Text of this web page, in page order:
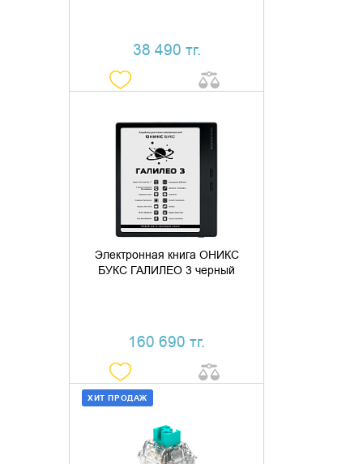
38 490 тг.
Электронная книга ОНИКС
БУКС ГАЛИЛЕО 3 черный
160 690 тг.
ДОБАВИТЬ В КОРЗИНУ
КУПИТЬ В 1 КЛИК
ХИТ ПРОДАЖ
ДОБАВИТЬ В КОРЗИНУ